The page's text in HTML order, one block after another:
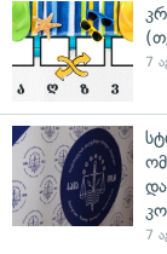
7
7